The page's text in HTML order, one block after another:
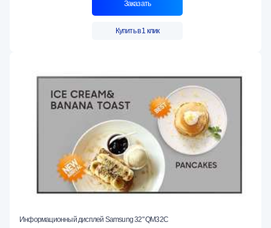
Заказать
Купить в 1 клик
Информационный дисплей Samsung 32" QM32C